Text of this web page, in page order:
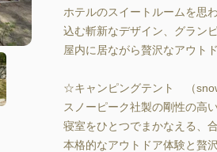
ホテルのスイートルームを思
込む斬新なデザイン、グラン
屋内に居ながら贅沢なアウト
☆キャンピングテント　（
スノーピーク社製の剛性の高
寝室をひとつでまかなえる、
本格的なアウトドア体験と贅